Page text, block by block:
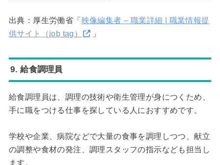
出典：厚生労働省「 映像編集者 – 職業詳細 | 職業情報提
供サイト（job tag）
」
9. 給食調理員
給食調理員は、調理の技術や衛生管理が身につくため、
手に職をつける仕事を探している人におすすめです。
学校や企業、病院などで大量の食事を調理しつつ、献立
の調整や食材の発注、調理スタッフの指示なども担当し
ます。